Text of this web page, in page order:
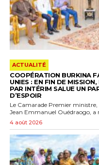
ACTUALITÉ
COOPÉRATION BURKINA
UNIES : EN FIN DE
PAR INTÉRIM SALUE UN
D’ESPOIR
Le Camarade Premier
Jean Emmanuel Ouédraogo, a
4 août 2026